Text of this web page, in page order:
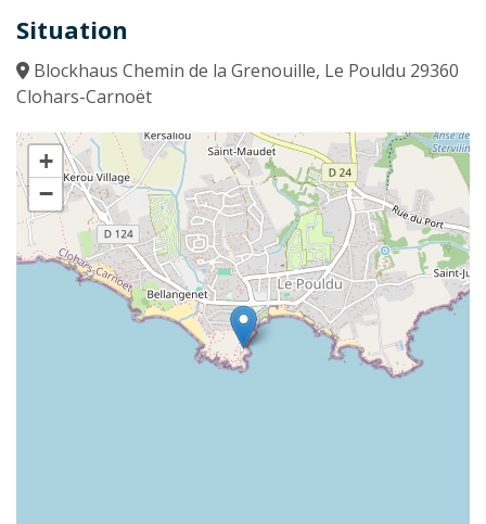
Situation
Blockhaus Chemin de la Grenouille, Le Pouldu 29360
Clohars-Carnoët
+
−